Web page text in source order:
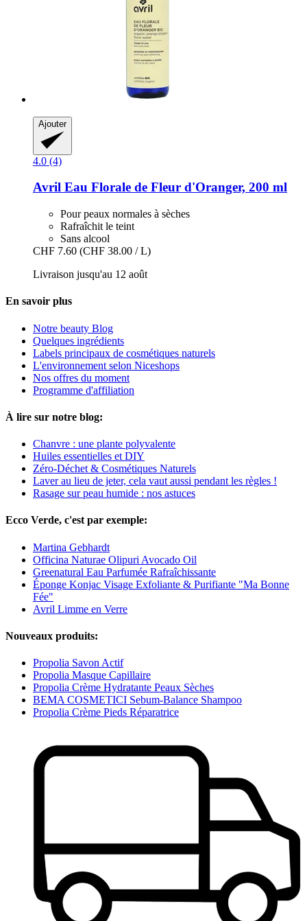
Ajouter
4.0 (4)
Avril Eau Florale de Fleur d'Oranger, 200 ml
Pour peaux normales à sèches
Rafraîchit le teint
Sans alcool
CHF 7.60 (CHF 38.00 / L)
Livraison jusqu'au 12 août
En savoir plus
Notre beauty Blog
Quelques ingrédients
Labels principaux de cosmétiques naturels
L'environnement selon Niceshops
Nos offres du moment
Programme d'affiliation
À lire sur notre blog:
Chanvre : une plante polyvalente
Huiles essentielles et DIY
Zéro-Déchet & Cosmétiques Naturels
Laver au lieu de jeter, cela vaut aussi pendant les règles !
Rasage sur peau humide : nos astuces
Ecco Verde, c'est par exemple:
Martina Gebhardt
Officina Naturae Olipuri Avocado Oil
Greenatural Eau Parfumée Rafraîchissante
Éponge Konjac Visage Exfoliante & Purifiante "Ma Bonne
Fée"
Avril Limme en Verre
Nouveaux produits:
Propolia Savon Actif
Propolia Masque Capillaire
Propolia Crème Hydratante Peaux Sèches
BEMA COSMETICI Sebum-Balance Shampoo
Propolia Crème Pieds Réparatrice